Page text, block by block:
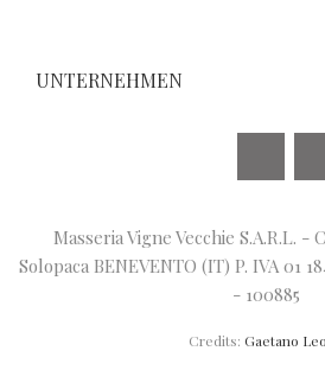
UNTERNEHMEN
Masseria Vigne Vecchie S.A.R.L. -
Solopaca BENEVENTO (IT) P. IVA 01
- 100885
Credits: Gaetano